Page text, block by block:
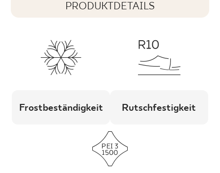
PRODUKTDETAILS
Frostbeständigkeit Rutschfestigkeit